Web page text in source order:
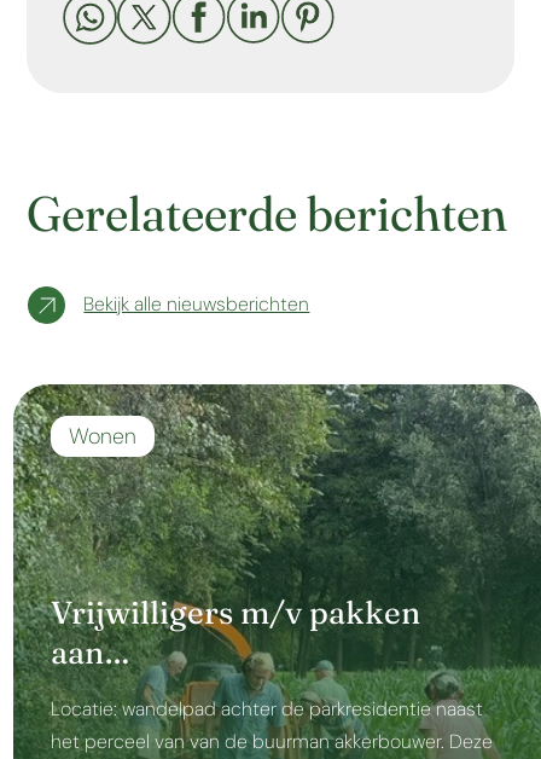
    
Gerelateerde berichten
Bekijk alle nieuwsberichten
Vrijwilligers m/v pakken
aan…
Wonen
Locatie: wandelpad achter de parkresidentie naast
het perceel van van de buurman akkerbouwer. Deze